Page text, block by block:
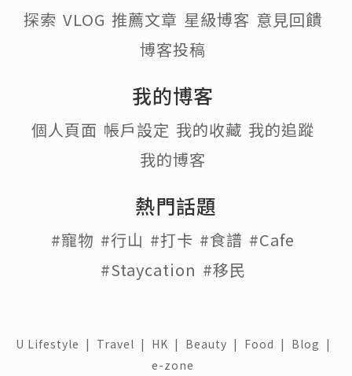
探索 VLOG 推薦文章 星級博客 意見回饋
博客投稿
我的博客
個人頁面 帳戶設定 我的收藏 我的追蹤
我的博客
熱門話題
#寵物 #行山 #打卡 #食譜 #Cafe
#Staycation #移民
U Lifestyle | Travel | HK | Beauty | Food | Blog |
e-zone